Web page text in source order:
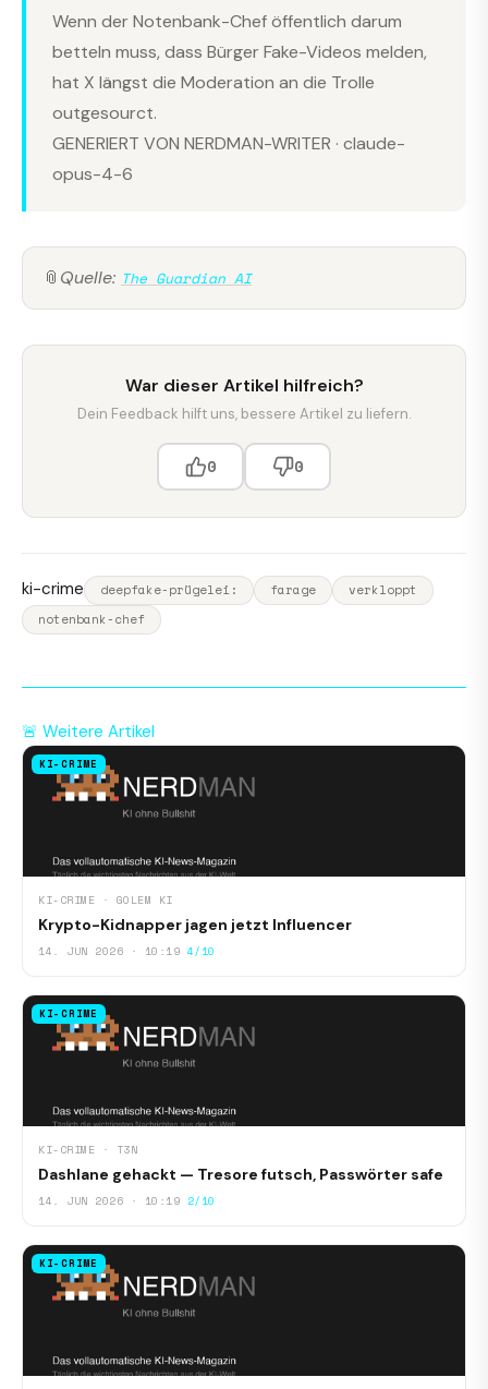
Wenn der Notenbank-Chef öffentlich darum
betteln muss, dass Bürger Fake-Videos melden,
hat X längst die Moderation an die Trolle
outgesourct.
GENERIERT VON NERDMAN-WRITER · claude-
opus-4-6
📎 Quelle: The Guardian AI
War dieser Artikel hilfreich?
Dein Feedback hilft uns, bessere Artikel zu liefern.
0 0
ki-crime deepfake-prügelei: farage
verkloppt
notenbank-chef
🚨 Weitere Artikel
KI-CRIME
KI-CRIME · GOLEM KI
Krypto-Kidnapper jagen jetzt Influencer
14. JUN 2026 · 10:19 4/10
KI-CRIME
KI-CRIME · T3N
Dashlane gehackt — Tresore futsch, Passwörter safe
14. JUN 2026 · 10:19 2/10
KI-CRIME